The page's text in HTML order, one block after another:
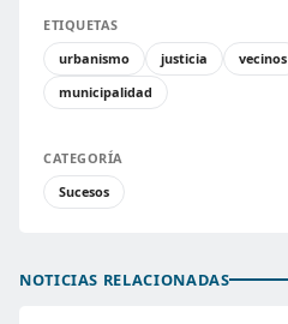
ETIQUETAS
urbanismo
justicia vecinos
municipalidad
CATEGORÍA
Sucesos
NOTICIAS RELACIONADAS